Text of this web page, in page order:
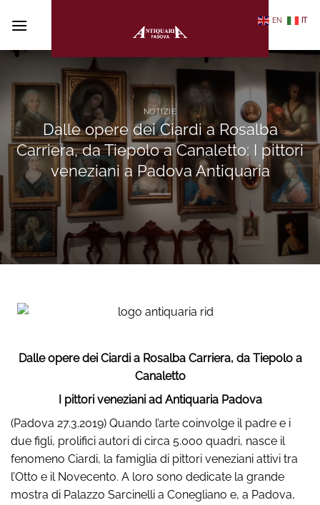
NOTIZIE
Dalle opere dei Ciardi a Rosalba
Carriera, da Tiepolo a Canaletto: I pittori
veneziani a Padova Antiquaria
Dalle opere dei Ciardi a Rosalba Carriera, da Tiepolo a
Canaletto
I pittori veneziani ad Antiquaria Padova
(Padova 27.3.2019) Quando l’arte coinvolge il padre e i
due figli, prolifici autori di circa 5.000 quadri, nasce il
fenomeno Ciardi, la famiglia di pittori veneziani attivi tra
l’Otto e il Novecento. A loro sono dedicate la grande
mostra di Palazzo Sarcinelli a Conegliano e, a Padova,
EN IT